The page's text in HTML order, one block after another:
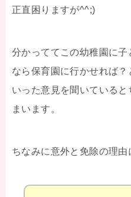
正直困りますが^^;)
分かっててこの幼稚園に
なら保育園に行かせれば
いった意見を聞いている
まいます。
ちなみに意外と免除の理由